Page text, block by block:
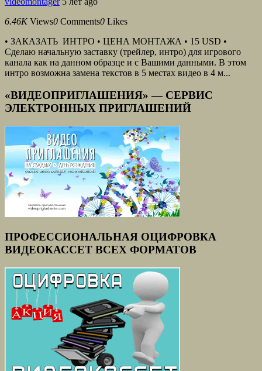
6.46K Views0 Comments0 Likes
• ЗАКАЗАТЬ ИНТРО • ЦЕНА МОНТАЖА • 15 USD •
Сделаю начальную заставку (трейлер, интро) для игрового
канала как на данном образце и с Вашими данными. В этом
интро возможна замена текстов в 5 местах видео в 4 м...
«ВИДЕОПРИГЛАШЕНИЯ» — СЕРВИС
ЭЛЕКТРОННЫХ ПРИГЛАШЕНИЙ
ПРОФЕССИОНАЛЬНАЯ ОЦИФРОВКА
ВИДЕОКАССЕТ ВСЕХ ФОРМАТОВ